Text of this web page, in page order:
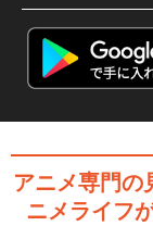
アニメ専門の
ニメライフ